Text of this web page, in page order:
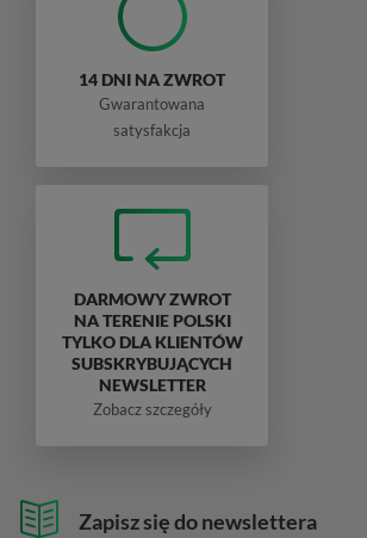
Zapisz się do newslettera
14 DNI NA ZWROT
Gwarantowana
satysfakcja
DARMOWY ZWROT
NA TERENIE POLSKI
TYLKO DLA KLIENTÓW
SUBSKRYBUJĄCYCH
NEWSLETTER
Zobacz szczegóły